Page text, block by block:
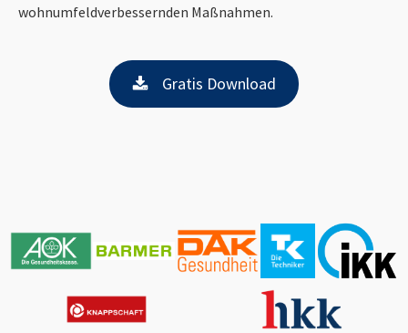
wohnumfeldverbessernden Maßnahmen.
Gratis Download